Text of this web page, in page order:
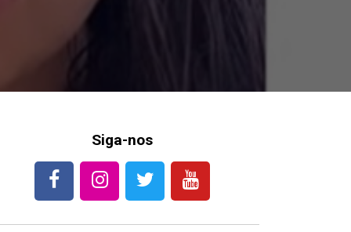
Siga-nos